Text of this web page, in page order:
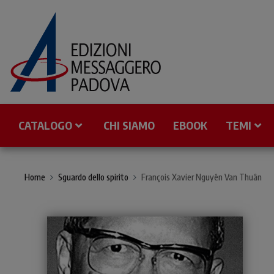
CATALOGO CHI SIAMO EBOOK TEMI
Home Sguardo dello spirito François Xavier Nguyên Van Thuân